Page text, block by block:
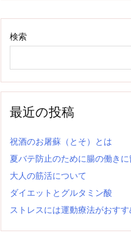
検索
最近の投稿
祝酒のお屠蘇（とそ）とは
夏バテ防止のために腸の働き
大人の筋活について
ダイエットとグルタミン酸
ストレスには運動療法がおすす